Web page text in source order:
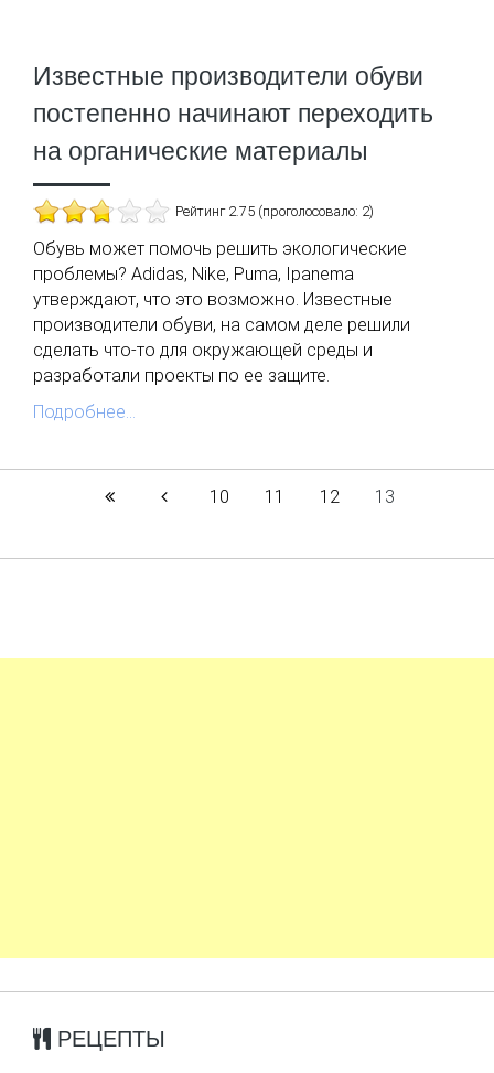
Известные производители обуви
постепенно начинают переходить
на органические материалы
Рейтинг 2.75 (проголосовало: 2)
Обувь может помочь решить экологические
проблемы? Adidas, Nike, Puma, Ipanema
утверждают, что это возможно. Известные
производители обуви, на самом деле решили
сделать что-то для окружающей среды и
разработали проекты по ее защите.
Подробнее...
10 11 12 13
РЕЦЕПТЫ